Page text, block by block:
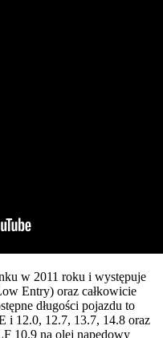
w 2011 roku i występuje
Entry) oraz całkowicie
długości pojazdu to
i 12.0, 12.7, 13.7, 14.8 oraz
10.9 na olej napędowy